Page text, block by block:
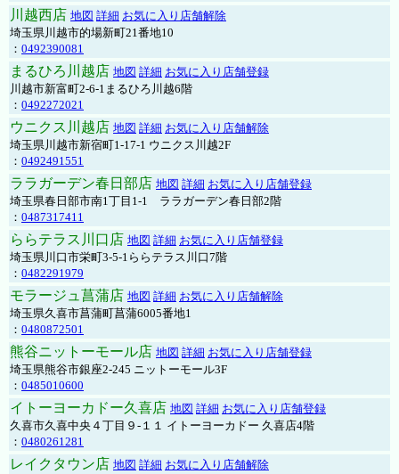
川越西店 地図 詳細 お気に入り店舗解除
埼玉県川越市的場新町21番地10
： 0492390081
まるひろ川越店 地図 詳細 お気に入り店舗登録
川越市新富町2-6-1まるひろ川越6階
： 0492272021
ウニクス川越店 地図 詳細 お気に入り店舗解除
埼玉県川越市新宿町1-17-1 ウニクス川越2F
： 0492491551
ララガーデン春日部店 地図 詳細 お気に入り店舗登録
埼玉県春日部市南1丁目1-1 ララガーデン春日部2階
： 0487317411
ららテラス川口店 地図 詳細 お気に入り店舗登録
埼玉県川口市栄町3-5-1ららテラス川口7階
： 0482291979
モラージュ菖蒲店 地図 詳細 お気に入り店舗解除
埼玉県久喜市菖蒲町菖蒲6005番地1
： 0480872501
熊谷ニットーモール店 地図 詳細 お気に入り店舗登録
埼玉県熊谷市銀座2-245 ニットーモール3F
： 0485010600
イトーヨーカドー久喜店 地図 詳細 お気に入り店舗登録
久喜市久喜中央４丁目９-１１ イトーヨーカドー 久喜店4階
： 0480261281
レイクタウン店 地図 詳細 お気に入り店舗解除